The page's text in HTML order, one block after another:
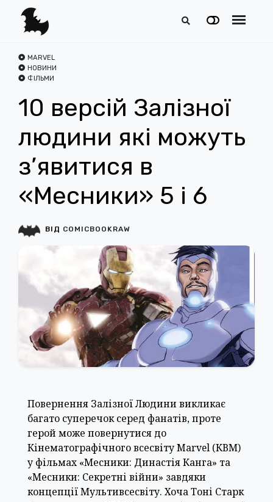
Повернення Залізної Людини викликає
багато суперечок серед фанатів, проте
герой може повернутися до
Кінематографічного всесвіту Marvel (КВМ)
у фільмах «Месники: Династія Канга» та
«Месники: Секретні війни» завдяки
концепції Мультивсесвіту. Хоча Тоні Старк
MARVEL
НОВИНИ
ФІЛЬМИ
10 версій Залізної
людини які можуть
з’явитися в
«Месники» 5 і 6
ВІД COMICBOOKRAW